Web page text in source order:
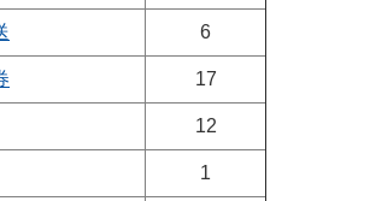
6
17
12
1